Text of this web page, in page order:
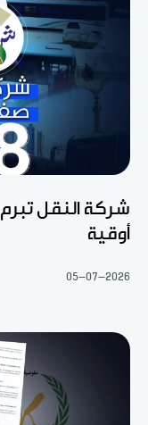
أوقية
05-07-2026